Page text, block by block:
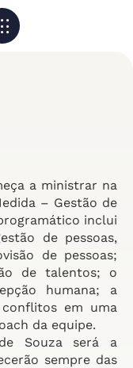
a ministrar na
– Gestão de
inclui
de pessoas,
de pessoas;
de talentos; o
humana; a
em uma
da equipe.
Souza será a
sempre das